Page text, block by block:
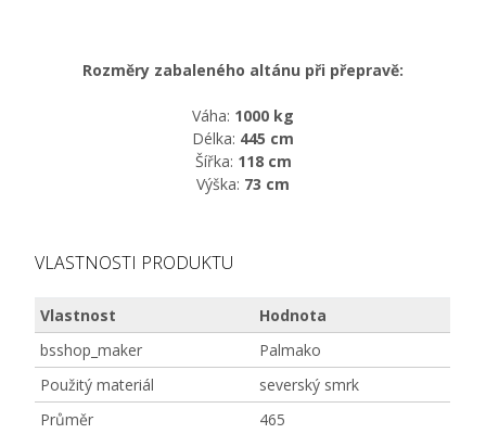
Rozměry zabaleného altánu při přepravě:
Váha: 1000 kg
Délka: 445 cm
Šířka: 118 cm
Výška: 73 cm
VLASTNOSTI PRODUKTU
Vlastnost
Hodnota
bsshop_maker
Palmako
Použitý materiál
severský smrk
Průměr
465